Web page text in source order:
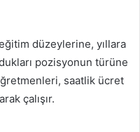
düzeylerine, yıllara
pozisyonun türüne
saatlik ücret
çalışır.